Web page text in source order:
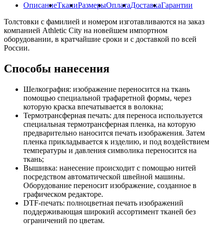
ОписаниеТканиРазмерыОплатаДоставкаГарантии
Толстовки с фамилией и номером изготавливаются на заказ
компанией Athletic City на новейшем импортном
оборудовании, в кратчайшие сроки и с доставкой по всей
России.
Способы нанесения
Шелкография: изображение переносится на ткань
помощью специальной трафаретной формы, через
которую краска впечатывается в волокна;
Термотрансферная печать: для переноса используется
специальная термотрансферная пленка, на которую
предварительно наносится печать изображения. Затем
пленка прикладывается к изделию, и под воздействием
температуры и давления символика переносится на
ткань;
Вышивка: нанесение происходит с помощью нитей
посредством автоматической швейной машины.
Оборудование переносит изображение, созданное в
графическом редакторе.
DTF-печать: полноцветная печать изображений
поддерживающая широкий ассортимент тканей без
ограничений по цветам.